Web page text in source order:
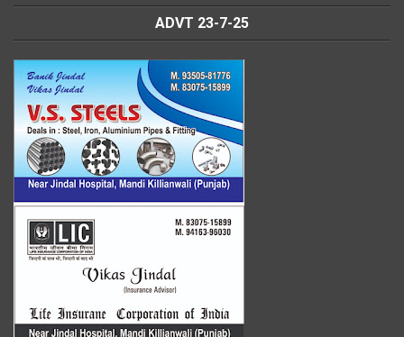
ADVT 23-7-25